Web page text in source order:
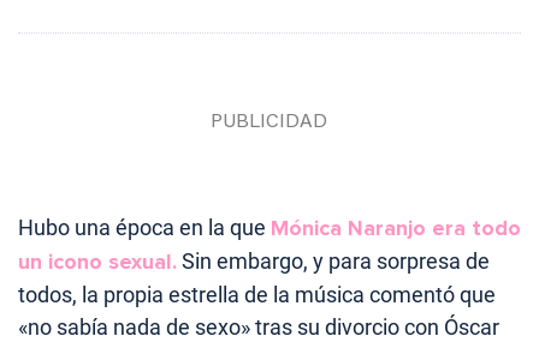
Hubo una época en la que Mónica Naranjo era todo
un icono sexual.Sin embargo, y para sorpresa de
todos, la propia estrella de la música comentó que
«no sabía nada de sexo» tras su divorcio con Óscar